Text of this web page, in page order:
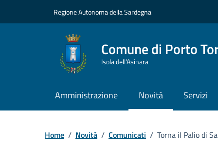
Regione Autonoma della Sardegna
Comune di Porto
Isola dell’Asinara
Amministrazione Novità Servizi
Home / Novità / Comunicati / Torna il Palio di